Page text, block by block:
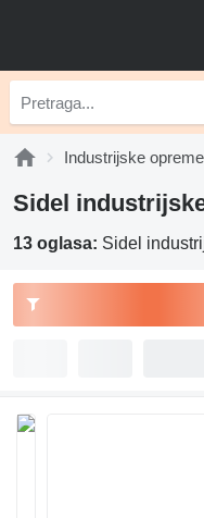
Industrijske opreme
Sidel
13 oglasa: Sidel